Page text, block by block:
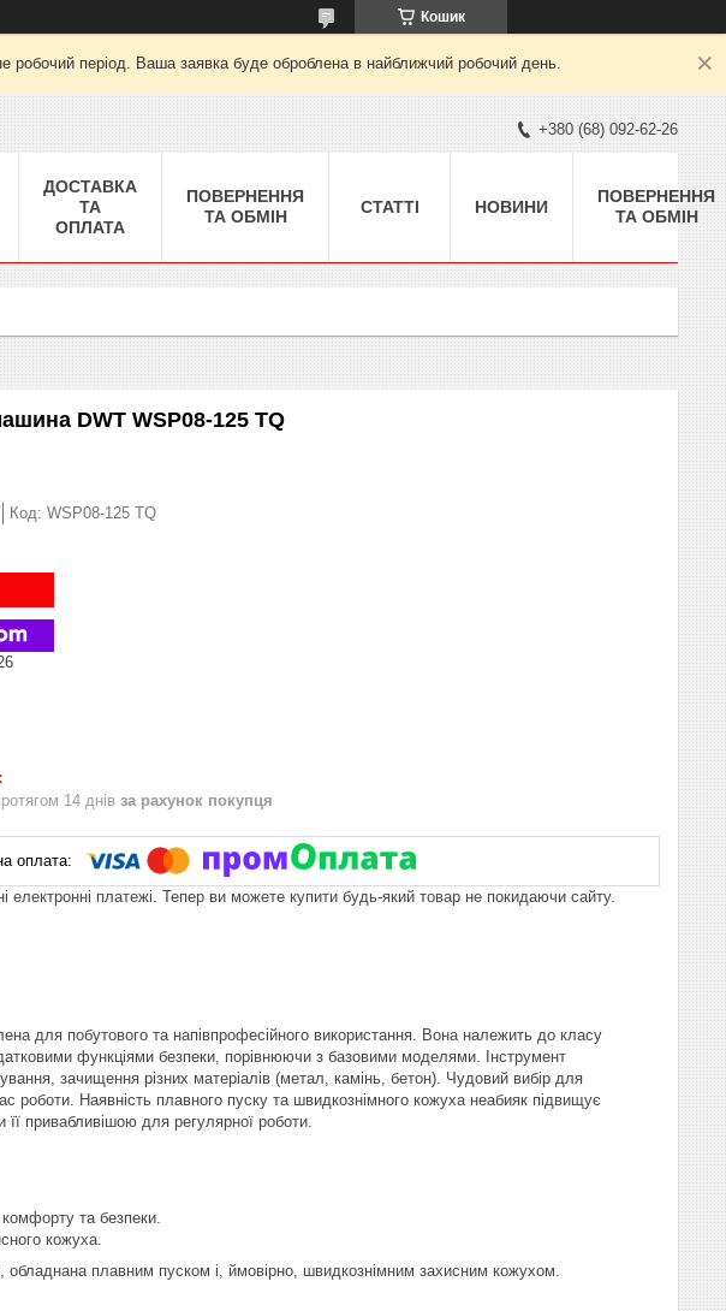
Кошик
робочий період. Ваша заявка буде оброблена в найближчий робочий день.
+380 (68) 092-62-26
ДОСТАВКА
ТА
ОПЛАТА
ПОВЕРНЕННЯ
ТА ОБМІН
СТАТТІ НОВИНИ
ПОВЕРНЕННЯ
ТА ОБМІН
DWT WSP08-125 TQ
Код: WSP08-125 TQ
14 днів за рахунок покупця
електронні платежі. Тепер ви можете купити будь-який товар не покидаючи сайту.
для побутового та напівпрофесійного використання. Вона належить до класу
функціями безпеки, порівнюючи з базовими моделями. Інструмент
зачищення різних матеріалів (метал, камінь, бетон). Чудовий вибір для
роботи. Наявність плавного пуску та швидкознімного кожуха неабияк підвищує
привабливішою для регулярної роботи.
та безпеки.
кожуха.
плавним пуском і, ймовірно, швидкознімним захисним кожухом.